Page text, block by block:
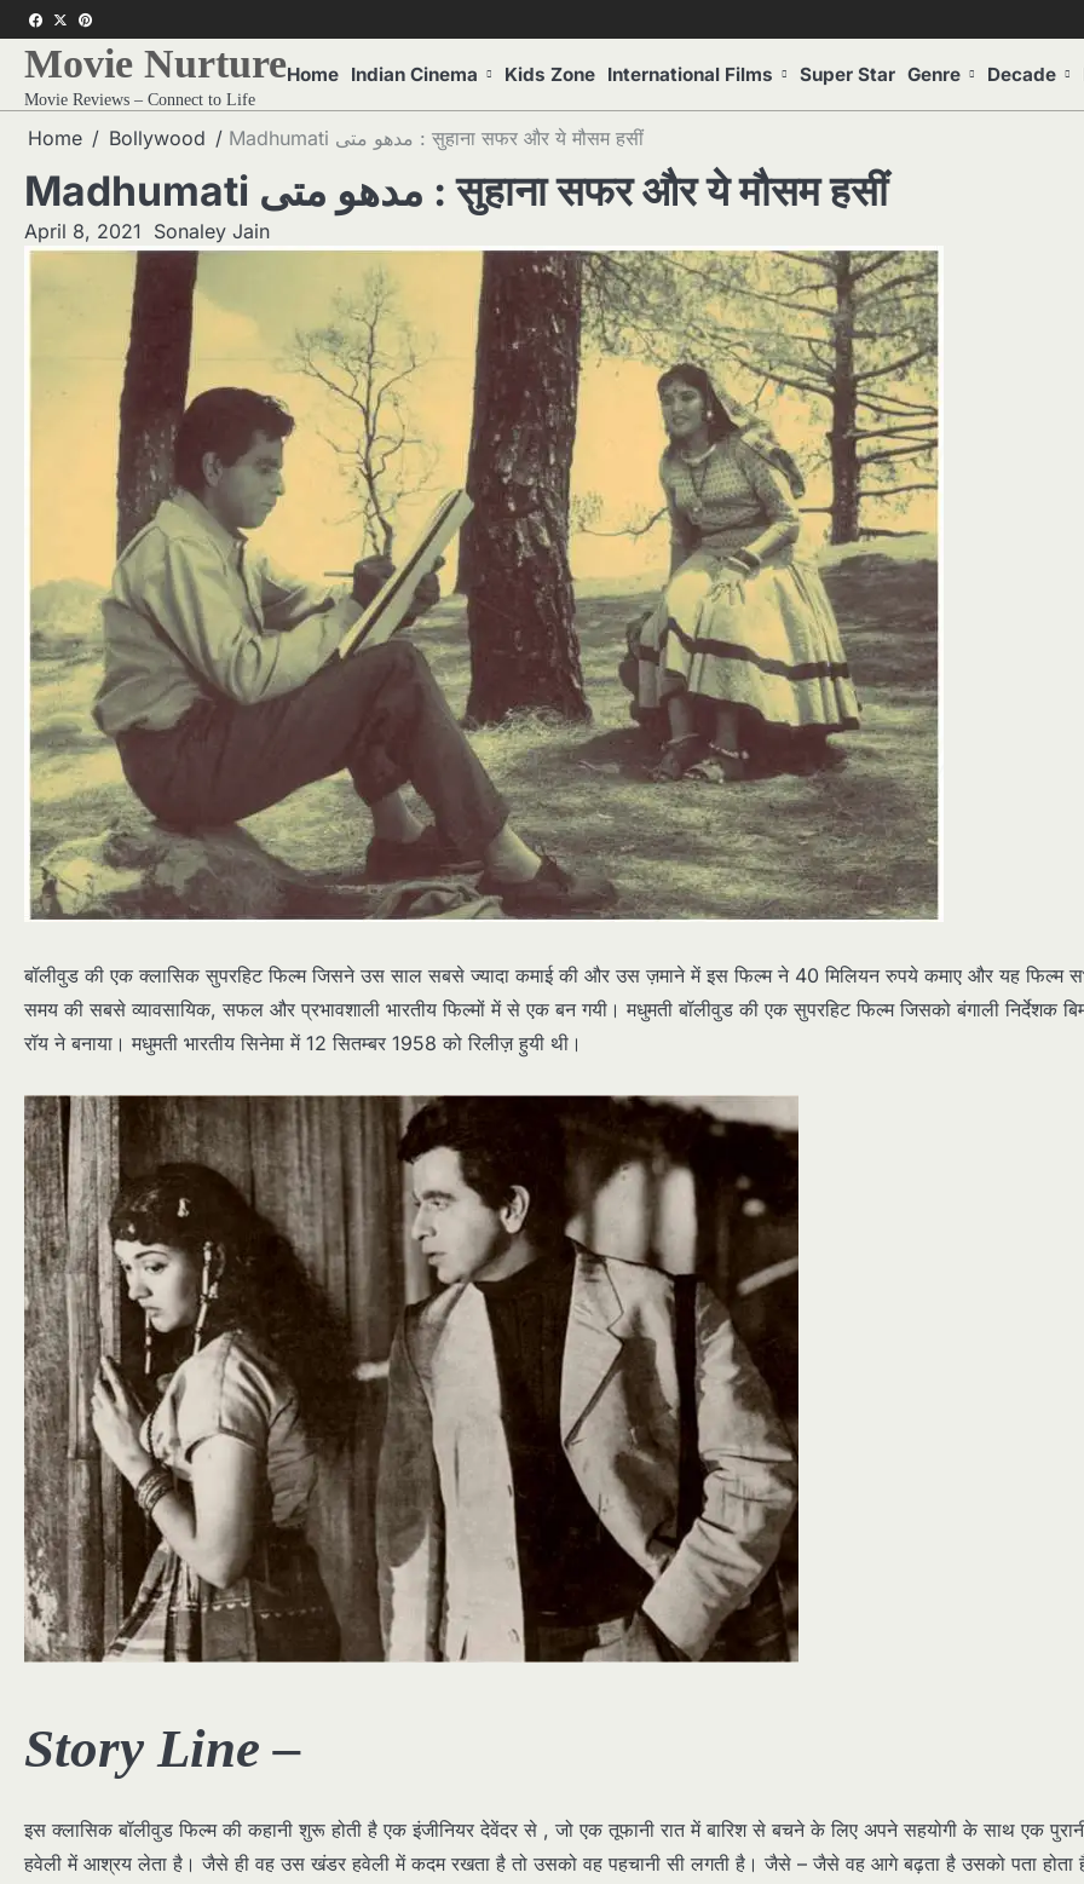
Skip
to
content
twitterpinterest
Movie Nurture
Movie Reviews – Connect to Life
Home Indian Cinema Kids Zone International Films Super Star Genre Decade
Home
Bollywood Madhumati مدھو متی : सुहाना सफर और ये मौसम हसीं
Madhumati مدھو متی : सुहाना सफर और ये मौसम हसीं
April 8, 2021 Sonaley Jain
बॉलीवुड की एक क्लासिक सुपरहिट फिल्म जिसने उस साल सबसे ज्यादा कमाई की और उस ज़माने में इस फिल्म ने 40 मिलियन रुपये कमाए और यह फिल्म
समय की सबसे व्यावसायिक, सफल और प्रभावशाली भारतीय फिल्मों में से एक बन गयी। मधुमती बॉलीवुड की एक सुपरहिट फिल्म जिसको बंगाली निर्देशक
रॉय ने बनाया। मधुमती भारतीय सिनेमा में 12 सितम्बर 1958 को रिलीज़ हुयी थी।
Story Line –
इस क्लासिक बॉलीवुड फिल्म की कहानी शुरू होती है एक इंजीनियर देवेंदर से , जो एक तूफानी रात में बारिश से बचने के लिए अपने सहयोगी के साथ एक
हवेली में आश्रय लेता है। जैसे ही वह उस खंडर हवेली में कदम रखता है तो उसको वह पहचानी सी लगती है। जैसे – जैसे वह आगे बढ़ता है उसको पता होता